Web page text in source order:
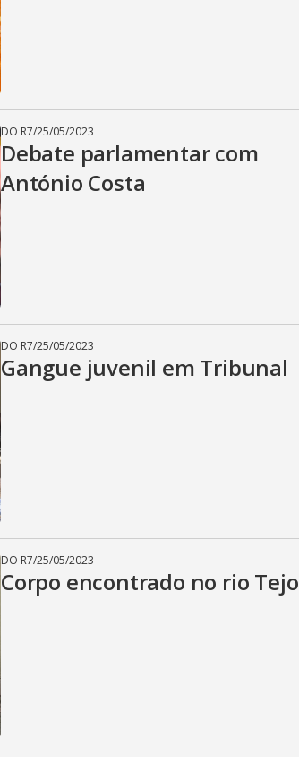
DO R7/25/05/2023
Debate parlamentar com
António Costa
DO R7/25/05/2023
Gangue juvenil em Tribunal
DO R7/25/05/2023
Corpo encontrado no rio Tejo